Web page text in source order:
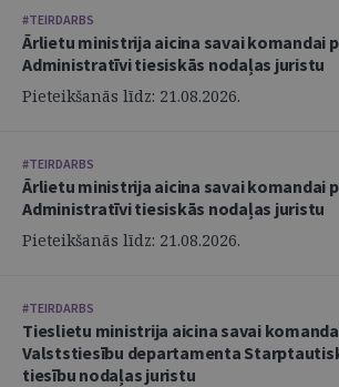
#TEIRDARBS
Ārlietu ministrija aicina savai komandai
Administratīvi tiesiskās nodaļas juristu
Pieteikšanās līdz: 21.08.2026.
#TEIRDARBS
Ārlietu ministrija aicina savai komandai
Administratīvi tiesiskās nodaļas juristu
Pieteikšanās līdz: 21.08.2026.
#TEIRDARBS
Tieslietu ministrija aicina savai
Valststiesību departamenta
tiesību nodaļas juristu